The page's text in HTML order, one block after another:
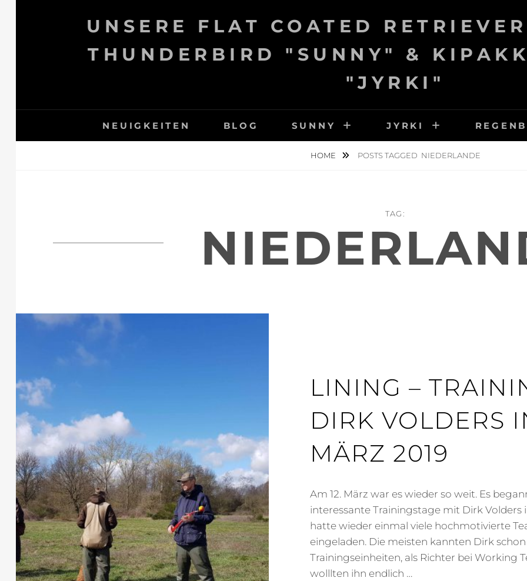
UNSERE FLAT COATED
THUNDERBIRD "SUNNY" &
"JYRKI"
NEUIGKEITEN BLOG SUNNY JYRKI
HOME POSTS TAGGED NIEDERLANDE
TAG:
LINING –
DIRK VOLDERS
MÄRZ 2019
Am 12. März war es wieder so weit. Es
interessante Trainingstage mit Dirk Volders
hatte wieder einmal viele hochmotivierte
eingeladen. Die meisten kannten Dirk
Trainingseinheiten, als Richter bei Working
wolllten ihn endlich …